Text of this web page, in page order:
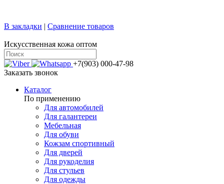
В закладки | Сравнение товаров
Искусственная кожа оптом
+7(903) 000-47-98
Заказать звонок
Каталог
По применению
Для автомобилей
Для галантереи
Мебельная
Для обуви
Кожзам спортивный
Для дверей
Для рукоделия
Для стульев
Для одежды